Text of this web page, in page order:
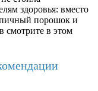
здоровья: вместо
порошок и
смотрите в этом